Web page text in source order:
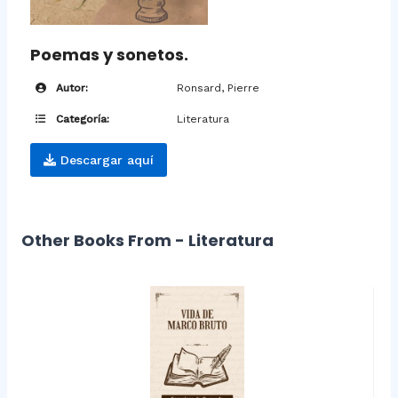
Poemas y sonetos.
Autor: Ronsard, Pierre
Categoría: Literatura
Descargar aquí
Other Books From - Literatura